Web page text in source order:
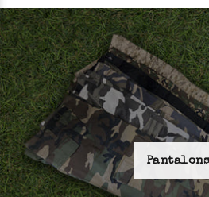
Pantalons